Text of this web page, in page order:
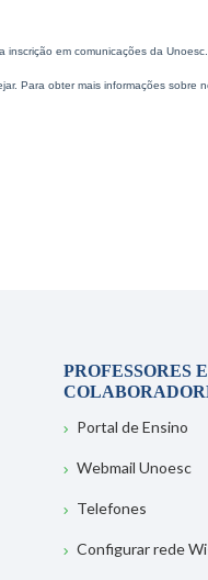
PROFESSORES E
Portal de Ensino
Webmail Unoesc
Telefones
Configurar rede